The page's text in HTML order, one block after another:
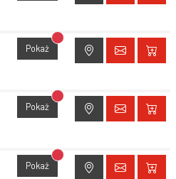
Pokaż Brak dostępu do lokalizacji
Pokaż Brak dostępu do lokalizacji
Pokaż Brak dostępu do lokalizacji